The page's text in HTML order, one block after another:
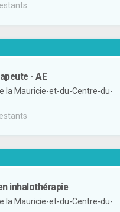
- AE
la Mauricie-et-du-Centre-du-
inhalothérapie
la Mauricie-et-du-Centre-du-